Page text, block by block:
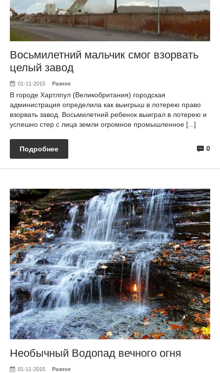
Восьмилетний мальчик смог взорвать
целый завод
01-11-2015 Разное
В городе Хартлпул (Великобритания) городская
администрация определила как выигрыш в лотерею право
взорвать завод. Восьмилетний ребенок выиграл в лотерею и
успешно стер с лица земли огромное промышленное [...]
0
Подробнее
Необычный Водопад вечного огня
01-11-2015 Разное